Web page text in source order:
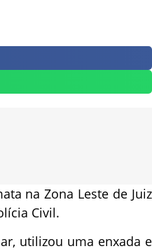
na Zona Leste de Juiz
Civil.
utilizou uma enxada e